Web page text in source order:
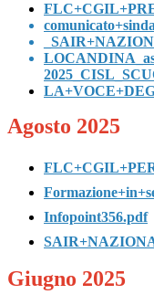
Agosto 2025
Infopoint356.pdf
Giugno 2025